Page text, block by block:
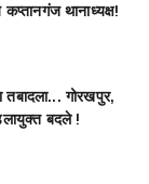
थानाध्यक्ष!
गोरखपुर,
बदले !